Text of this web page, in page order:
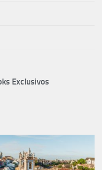
Exclusivos